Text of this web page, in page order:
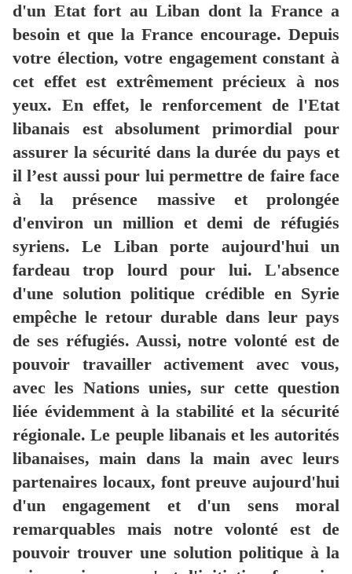
d'un Etat fort au Liban dont la France a
besoin et que la France encourage. Depuis
votre élection, votre engagement constant à
cet effet est extrêmement précieux à nos
yeux. En effet, le renforcement de l'Etat
libanais est absolument primordial pour
assurer la sécurité dans la durée du pays et
il l’est aussi pour lui permettre de faire face
à la présence massive et prolongée
d'environ un million et demi de réfugiés
syriens. Le Liban porte aujourd'hui un
fardeau trop lourd pour lui. L'absence
d'une solution politique crédible en Syrie
empêche le retour durable dans leur pays
de ses réfugiés. Aussi, notre volonté est de
pouvoir travailler activement avec vous,
avec les Nations unies, sur cette question
liée évidemment à la stabilité et la sécurité
régionale. Le peuple libanais et les autorités
libanaises, main dans la main avec leurs
partenaires locaux, font preuve aujourd'hui
d'un engagement et d'un sens moral
remarquables mais notre volonté est de
pouvoir trouver une solution politique à la